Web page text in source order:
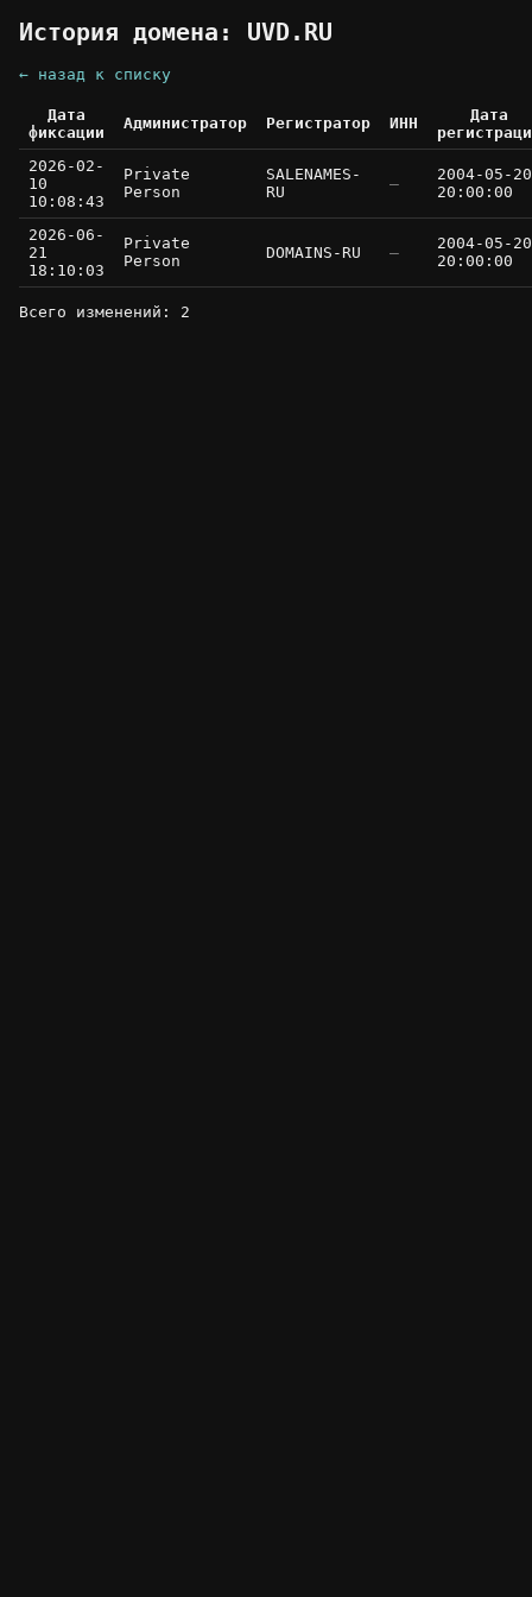
История домена: UVD.RU
← назад к списку
Дата
фиксации
Администратор Регистратор ИНН
Дата
2026-02-
10
10:08:43
Private
Person
SALENAMES-
RU
—
2004-05-20
20:00:00
2026-06-
21
18:10:03
Private
Person
DOMAINS-RU —
2004-05-20
20:00:00
Всего изменений: 2